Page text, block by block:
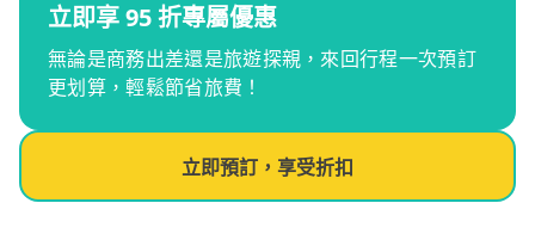
立即享 95 折專屬優惠
無論是商務出差還是旅遊探親，來回行程一次預訂
更划算，輕鬆節省旅費！
立即預訂，享受折扣